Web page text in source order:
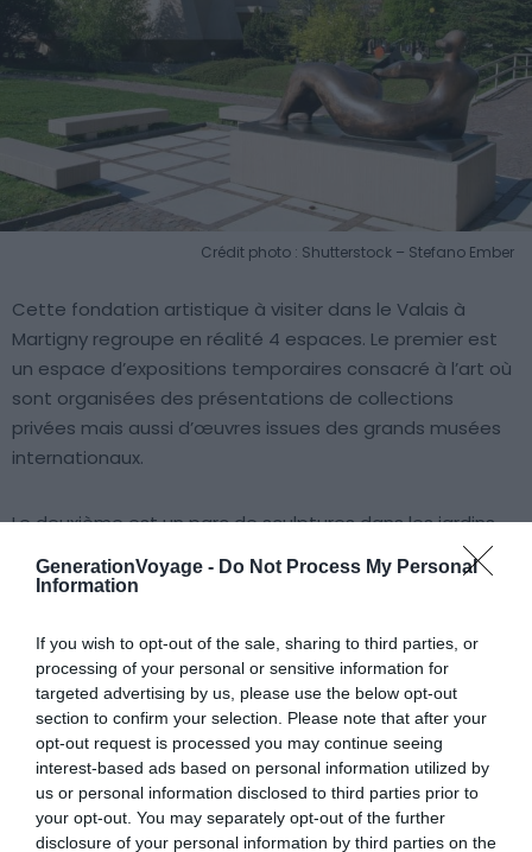
GenerationVoyage - Do Not Process My Personal
Information
If you wish to opt-out of the sale, sharing to third parties, or
processing of your personal or sensitive information for
targeted advertising by us, please use the below opt-out
section to confirm your selection. Please note that after your
opt-out request is processed you may continue seeing
interest-based ads based on personal information utilized by
us or personal information disclosed to third parties prior to
your opt-out. You may separately opt-out of the further
disclosure of your personal information by third parties on the
Crédit photo : Shutterstock – Stefano Ember
Cette fondation artistique à visiter dans le Valais à
Martigny regroupe en réalité 4 espaces. Le premier est
un espace d’expositions temporaires consacré à l’art où
sont organisées des présentations de collections
privées mais aussi d’œuvres issues des grands musées
internationaux.
Le deuxième est un parc de sculptures dans les jardins
de la Fondation. Les visiteurs peuvent y admirer des
réalisations contemporaines d’artistes suisses du XXe
encore Miro pour les plus célèbres.
On y trouve également des vestiges gallo-romains
comme les fondations d’anciens thermes entre autres.
S’ils sont à part, ils vont avec la découverte des vestiges
d’un temple celte autour duquel a été érigé le troisième
espace, un musée archéologique.